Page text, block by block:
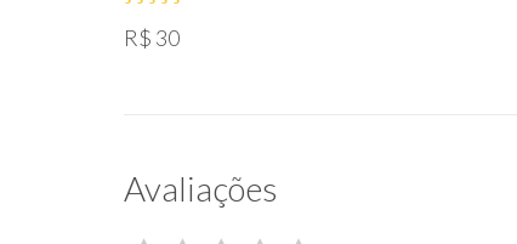
R$ 30
Avaliações